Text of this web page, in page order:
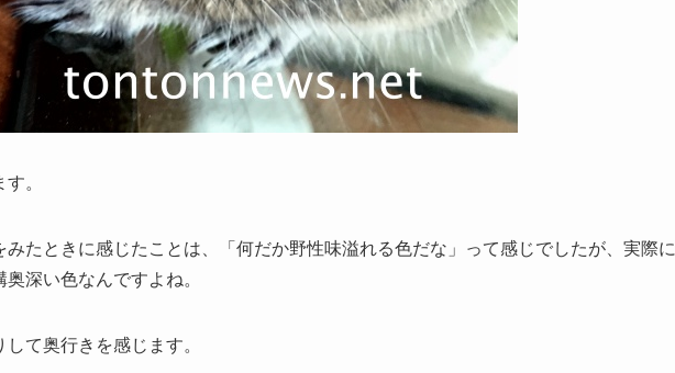
。
たときに感じたことは、「何だか野性味溢れる色だな」って感じでしたが、実際に
深い色なんですよね。
て奥行きを感じます。